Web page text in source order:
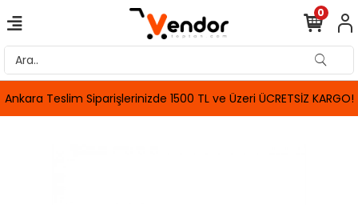
Ankara Teslim Siparişlerinizde 1500 TL ve Üzeri ÜCRETSİZ KARGO!
0